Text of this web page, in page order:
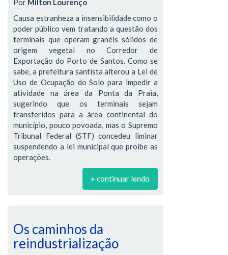
Causa estranheza a insensibilidade como o
poder público vem tratando a questão dos
terminais que operam granéis sólidos de
origem vegetal no Corredor de
Exportação do Porto de Santos. Como se
sabe, a prefeitura santista alterou a Lei de
Uso de Ocupação do Solo para impedir a
atividade na área da Ponta da Praia,
sugerindo que os terminais sejam
transferidos para a área continental do
município, pouco povoada, mas o Supremo
Tribunal Federal (STF) concedeu liminar
suspendendo a lei municipal que proíbe as
operações.
+ continuar lendo
Os caminhos da
reindustrialização